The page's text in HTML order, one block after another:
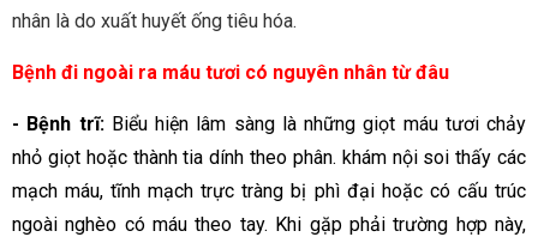
nhân là do xuất huyết ống tiêu hóa.
Bệnh đi ngoài ra máu tươi có nguyên nhân từ đâu
- Bệnh trĩ:Biểu hiện lâm sàng là những giọt máu tươi chảy
nhỏ giọt hoặc thành tia dính theo phân. khám nội soi thấy các
mạch máu, tĩnh mạch trực tràng bị phì đại hoặc có cấu trúc
ngoài nghèo có máu theo tay. Khi gặp phải trường hợp này,